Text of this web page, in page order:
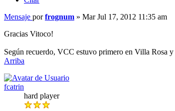
Mensaje porfrognum » Mar Jul 17, 2012 11:35 am
Gracias Vitoco!
Según recuerdo, VCC estuvo primero en Villa Rosa
Arriba
fcatrin
hard player